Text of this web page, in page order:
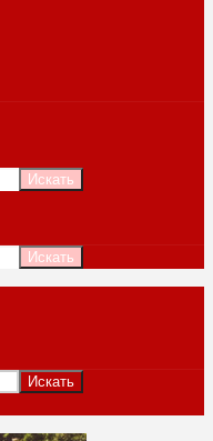
Искать
Искать
Искать